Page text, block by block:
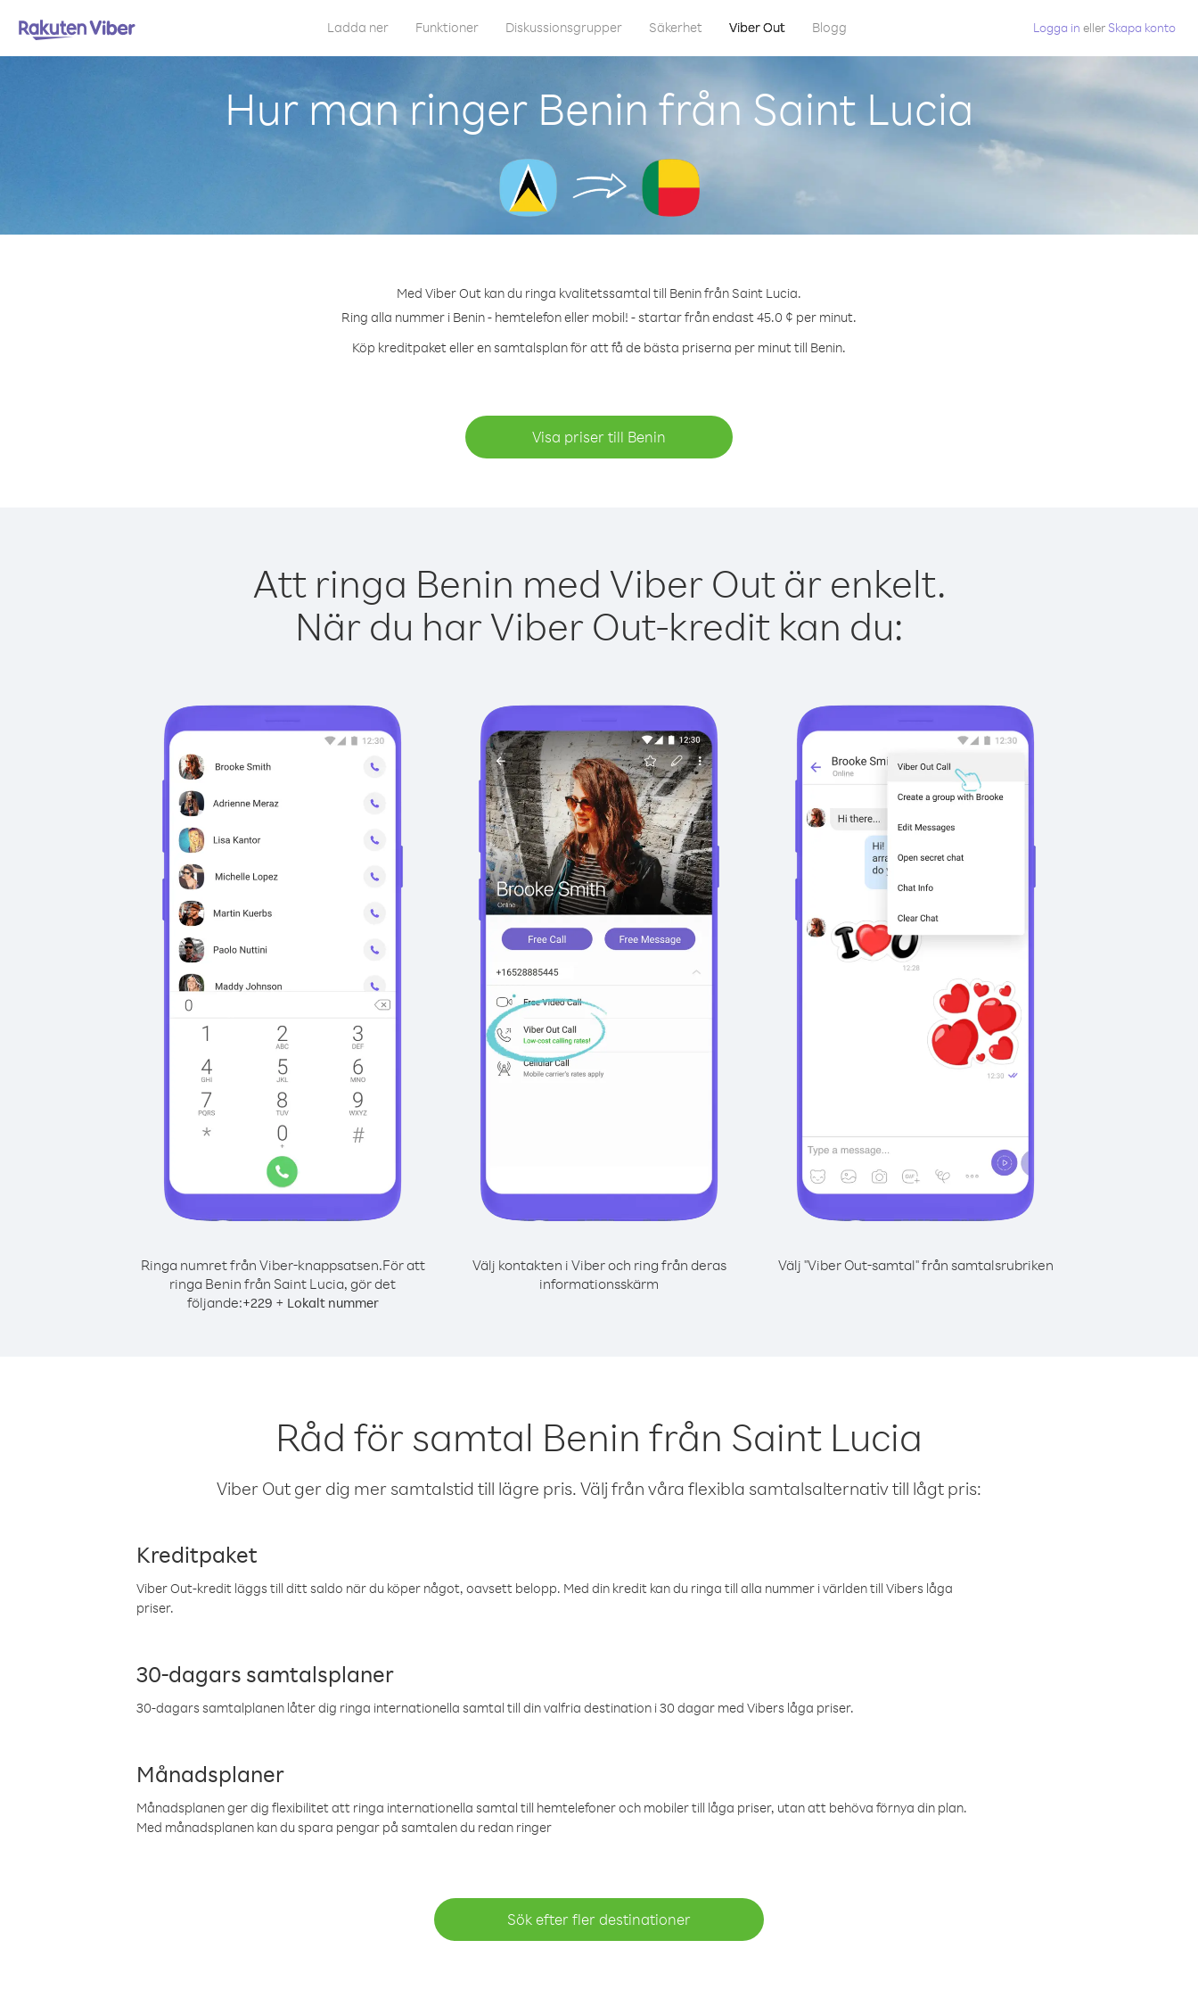
Ladda ner Funktioner Diskussionsgrupper Säkerhet Viber Out Blogg Logga in eller Skapa konto
Hur man ringer Benin från Saint Lucia
Med Viber Out kan du ringa kvalitetssamtal till Benin från Saint Lucia.
Ring alla nummer i Benin - hemtelefon eller mobil! - startar från endast 45.0 ¢ per minut.
Köp kreditpaket eller en samtalsplan för att få de bästa priserna per minut till Benin.
Visa priser till Benin
Att ringa Benin med Viber Out är enkelt.
När du har Viber Out-kredit kan du:
Ringa numret från Viber-knappsatsen.För att
ringa Benin från Saint Lucia, gör det
följande:+229 + Lokalt nummer
Välj kontakten i Viber och ring från deras
informationsskärm
Välj "Viber Out-samtal" från samtalsrubriken
Råd för samtal Benin från Saint Lucia
Viber Out ger dig mer samtalstid till lägre pris. Välj från våra flexibla samtalsalternativ till lågt pris:
Kreditpaket
Viber Out-kredit läggs till ditt saldo när du köper något, oavsett belopp. Med din kredit kan du ringa till alla nummer i världen till Vibers låga
priser.
30-dagars samtalsplaner
30-dagars samtalplanen låter dig ringa internationella samtal till din valfria destination i 30 dagar med Vibers låga priser.
Månadsplaner
Månadsplanen ger dig flexibilitet att ringa internationella samtal till hemtelefoner och mobiler till låga priser, utan att behöva förnya din plan.
Med månadsplanen kan du spara pengar på samtalen du redan ringer
Sök efter fler destinationer